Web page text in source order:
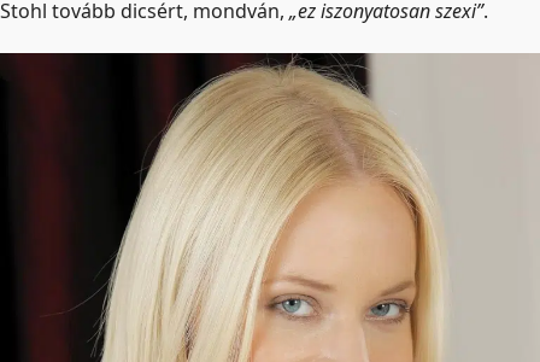
Stohl tovább dicsért, mondván, „ez iszonyatosan szexi”.